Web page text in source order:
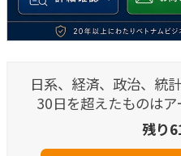
日系、経済、政治、統
30日を超えたものは
残り